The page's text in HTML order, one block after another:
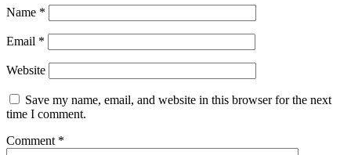
Name *
Email *
Website
Save my name, email, and website in this browser for the next
time I comment.
Comment *